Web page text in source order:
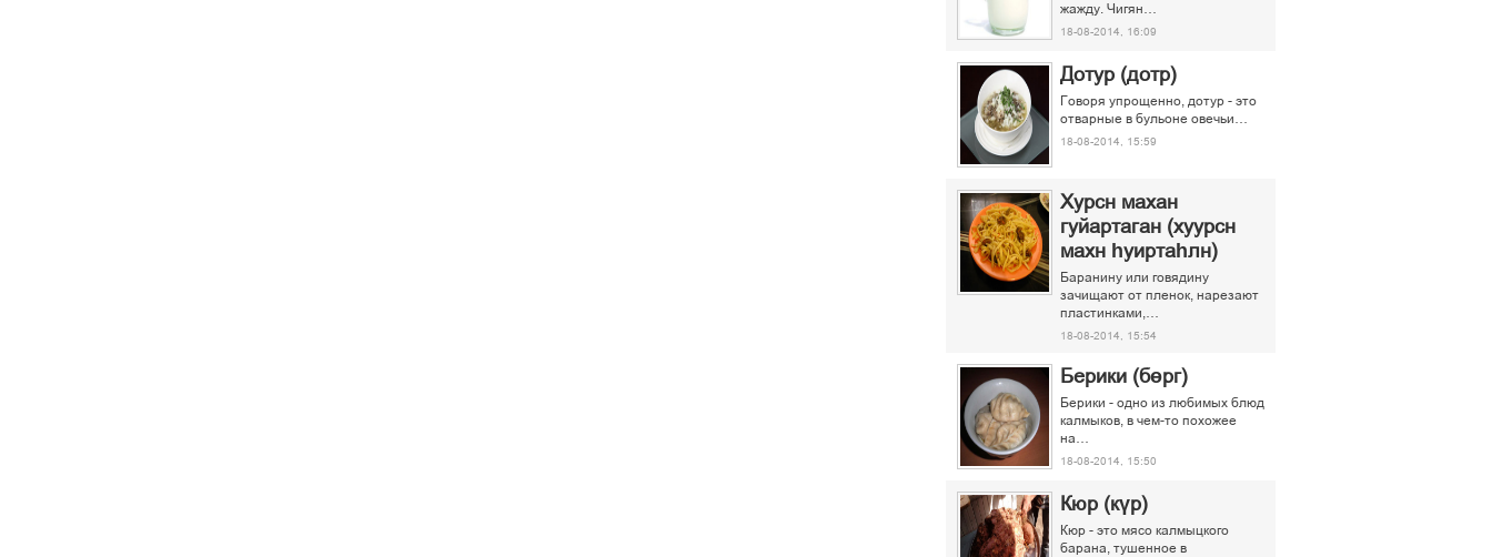
жажду. Чигян…
18-08-2014, 16:09
Дотур (дотр)
Говоря упрощенно, дотур - это
отварные в бульоне овечьи…
18-08-2014, 15:59
Хурсн махан
гуйартаган (хуурсн
махн һуиртаһлн)
Баранину или говядину
зачищают от пленок, нарезают
пластинками,…
18-08-2014, 15:54
Берики (бөрг)
Берики - одно из любимых блюд
калмыков, в чем-то похожее
на…
18-08-2014, 15:50
Кюр (күр)
Кюр - это мясо калмыцкого
барана, тушенное в